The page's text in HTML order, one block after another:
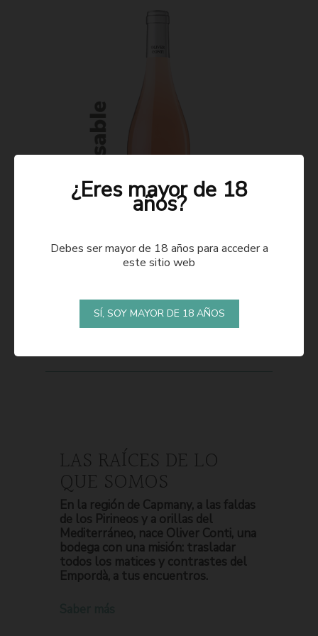
LAS RAÍCES DE LO
QUE SOMOS
En la región de Capmany, a las faldas
de los Pirineos y a orillas del
Mediterráneo, nace Oliver Conti, una
bodega con una misión: trasladar
todos los matices y contrastes del
Empordà, a tus encuentros.
¿Eres mayor de 18
años?
Debes ser mayor de 18 años para acceder a
este sitio web
SÍ, SOY MAYOR DE 18 AÑOS